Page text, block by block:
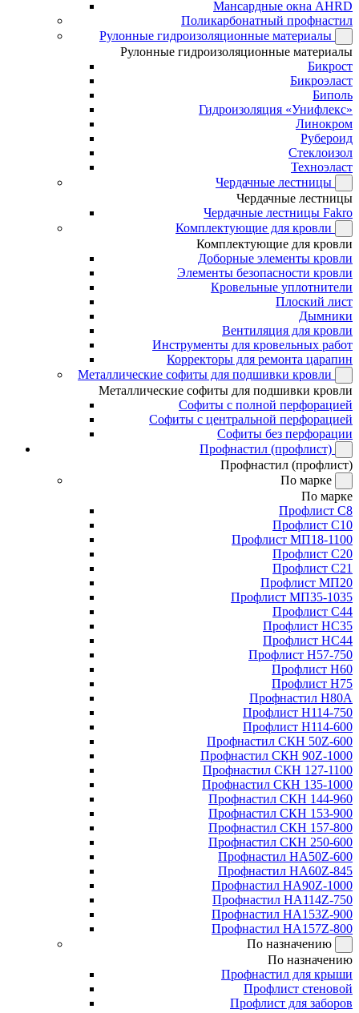
Мансардные окна AHRD
Поликарбонатный профнастил
Рулонные гидроизоляционные материалы
Рулонные гидроизоляционные материалы
Бикрост
Бикроэласт
Биполь
Гидроизоляция «Унифлекс»
Линокром
Рубероид
Стеклоизол
Техноэласт
Чердачные лестницы
Чердачные лестницы
Чердачные лестницы Fakro
Комплектующие для кровли
Комплектующие для кровли
Доборные элементы кровли
Элементы безопасности кровли
Кровельные уплотнители
Плоский лист
Дымники
Вентиляция для кровли
Инструменты для кровельных работ
Корректоры для ремонта царапин
Металлические софиты для подшивки кровли
Металлические софиты для подшивки кровли
Софиты с полной перфорацией
Софиты с центральной перфорацией
Софиты без перфорации
Профнастил (профлист)
Профнастил (профлист)
По марке
По марке
Профлист С8
Профлист С10
Профлист МП18-1100
Профлист С20
Профлист С21
Профлист МП20
Профлист МП35-1035
Профлист С44
Профлист НС35
Профлист НС44
Профлист Н57-750
Профлист Н60
Профлист Н75
Профнастил Н80А
Профлист Н114-750
Профлист Н114-600
Профнастил СКН 50Z-600
Профнастил СКН 90Z-1000
Профнастил СКН 127-1100
Профнастил СКН 135-1000
Профнастил СКН 144-960
Профнастил СКН 153-900
Профнастил СКН 157-800
Профнастил СКН 250-600
Профнастил НА50Z-600
Профнастил НА60Z-845
Профнастил НА90Z-1000
Профнастил НА114Z-750
Профнастил НА153Z-900
Профнастил НА157Z-800
По назначению
По назначению
Профнастил для крыши
Профлист стеновой
Профлист для заборов